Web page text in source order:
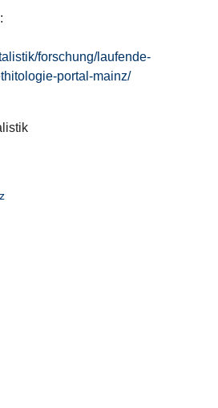
forschung/laufende-
portal-mainz/